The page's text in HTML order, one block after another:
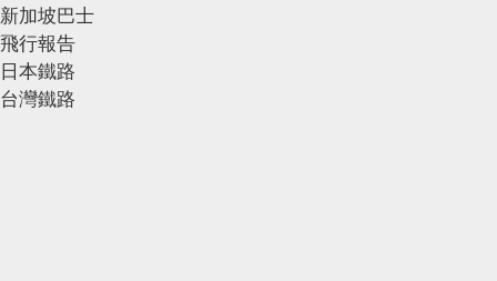
新加坡巴士
飛行報告
日本鐵路
台灣鐵路